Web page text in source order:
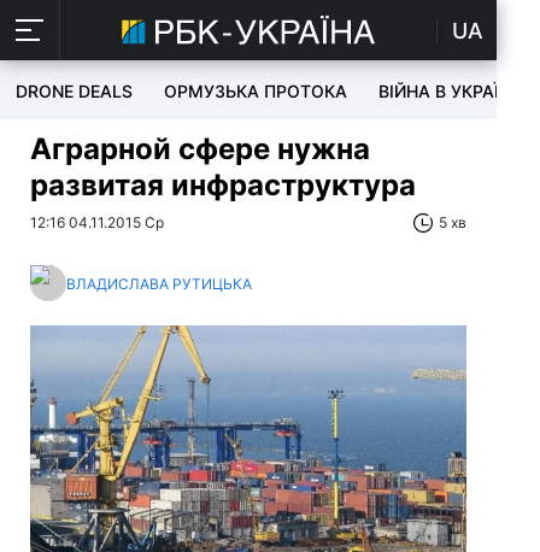
UA
DRONE DEALS ОРМУЗЬКА ПРОТОКА ВІЙНА В УКРАЇНІ
Аграрной сфере нужна
развитая инфраструктура
12:16 04.11.2015 Ср 5 хв
ВЛАДИСЛАВА РУТИЦЬКА